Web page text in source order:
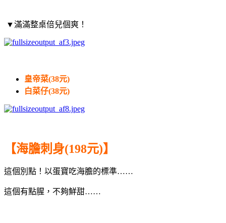
▼滿滿整桌倍兒個爽！
皇帝菜(38元)
白菜仔(38元)
【海膽刺身(198元)】
這個別點！以蛋寶吃海膽的標準……
這個有點腥，不夠鮮甜……